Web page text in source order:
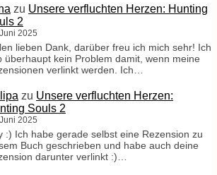
zu Unsere verfluchten Herzen: Hunting
2
2025
lieben Dank, darüber freu ich mich sehr! Ich
überhaupt kein Problem damit, wenn meine
verlinkt werden. Ich…
zu Unsere verfluchten Herzen:
Souls 2
2025
:) Ich habe gerade selbst eine Rezension zu
Buch geschrieben und habe auch deine
darunter verlinkt :)…